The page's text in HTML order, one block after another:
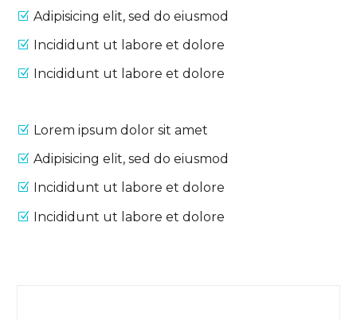
Adipisicing elit, sed do eiusmod
Incididunt ut labore et dolore
Incididunt ut labore et dolore
Lorem ipsum dolor sit amet
Adipisicing elit, sed do eiusmod
Incididunt ut labore et dolore
Incididunt ut labore et dolore